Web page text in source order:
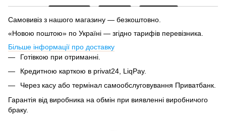
Самовивіз з нашого магазину — безкоштовно.
«Новою поштою» по Україні — згідно тарифів перевізника.
Більше інформації про доставку
Готівкою при отриманні.
Кредитною карткою в privat24, LiqPay.
Через касу або термінал самообслуговування Приватбанк.
Гарантія від виробника на обмін при виявленні виробничого
браку.